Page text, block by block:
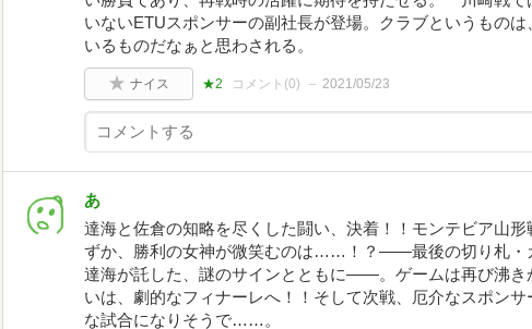
いないETUスポンサーの副社長が登場。クラブというもの
いるものだなぁと思わされる。
ナイス ★2 コメント(0) 2021/05/23
あ
達海と佐倉の知略を尽くした闘い、決着！！モンテビア山
ずか、勝利の女神が微笑むのは……！？――最後の切り札・
達海が託した、謎のサインとともに――。ゲームは再び沸き
いは、劇的なフィナーレへ！！そして次戦、厄介なスポン
な試合になりそうで……。